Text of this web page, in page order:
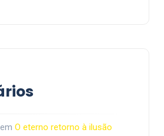
em O eterno retorno à ilusão